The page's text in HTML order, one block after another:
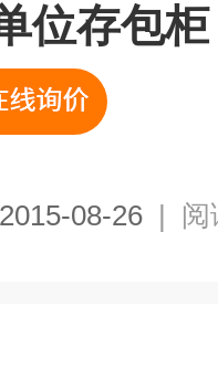
位存包柜
2015-08-26 | 阅